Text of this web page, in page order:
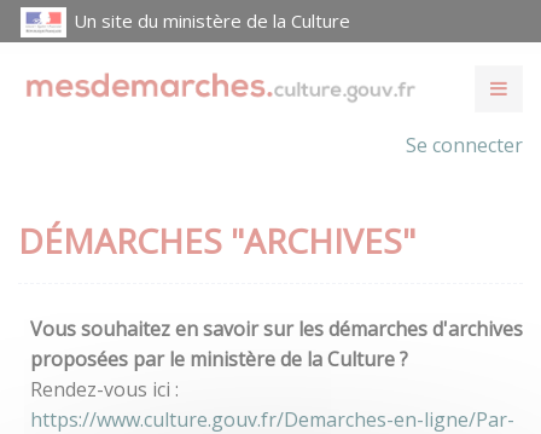
Un site du ministère de la Culture
Se connecter
DÉMARCHES "ARCHIVES"
Vous souhaitez en savoir sur les démarches d'archives
proposées par le ministère de la Culture ?
Rendez-vous ici :
https://www.culture.gouv.fr/Demarches-en-ligne/Par-